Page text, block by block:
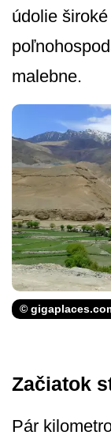
údolie
malebne.
©
Začiatok
Pár